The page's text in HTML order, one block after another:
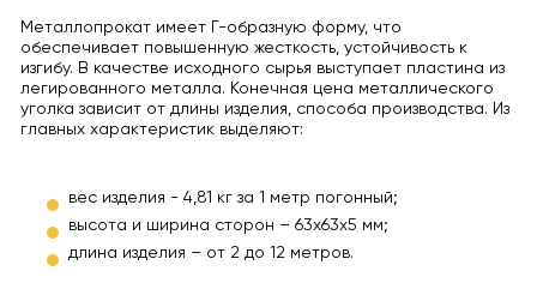
Металлопрокат имеет Г-образную форму, что
обеспечивает повышенную жесткость, устойчивость к
изгибу. В качестве исходного сырья выступает пластина из
легированного металла. Конечная цена металлического
уголка зависит от длины изделия, способа производства. Из
главных характеристик выделяют:
вес изделия - 4,81 кг за 1 метр погонный;
высота и ширина сторон – 63х63х5 мм;
длина изделия – от 2 до 12 метров.